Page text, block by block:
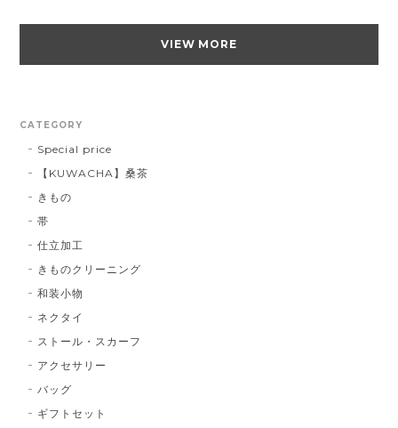
VIEW MORE
CATEGORY
Special price
【KUWACHA】桑茶
きもの
帯
仕立加工
きものクリーニング
和装小物
ネクタイ
ストール・スカーフ
アクセサリー
バッグ
ギフトセット